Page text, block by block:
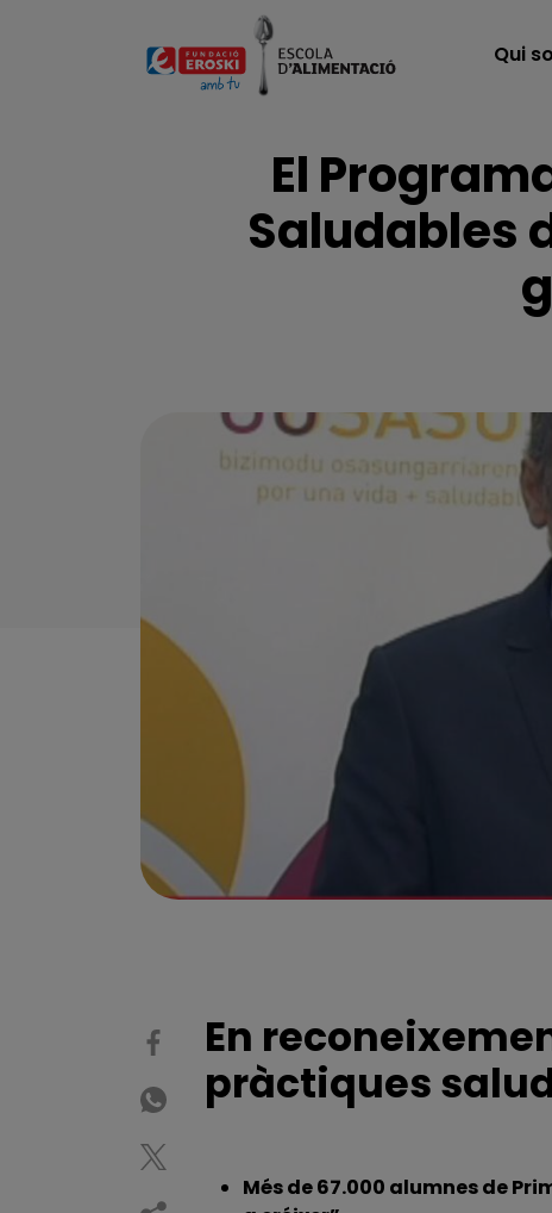
Qui
El
Saludables
En
pràctiques
Més de 67.000 alumnes de